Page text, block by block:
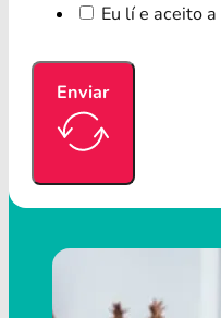
Eu lí e aceito a
Enviar